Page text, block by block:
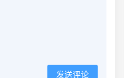
发送评论